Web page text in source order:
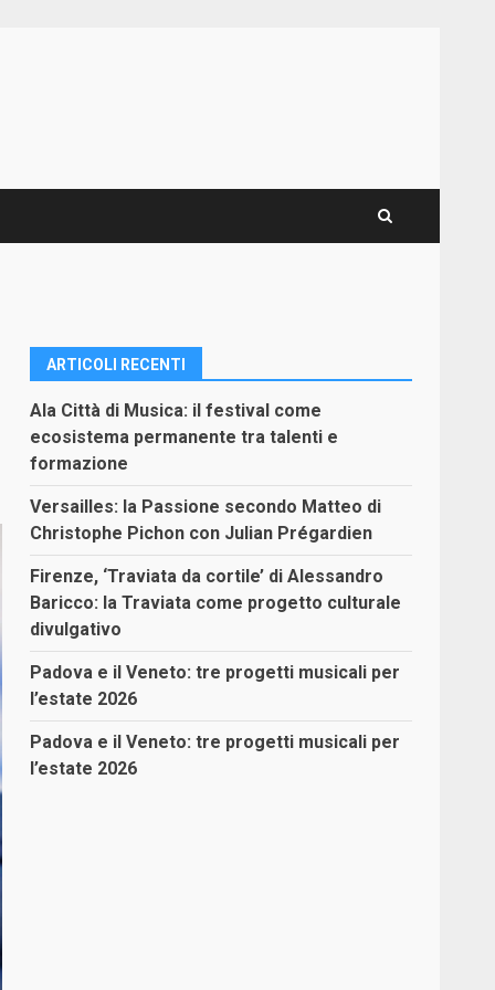
ARTICOLI RECENTI
Ala Città di Musica: il festival come
ecosistema permanente tra talenti e
formazione
Versailles: la Passione secondo Matteo di
Christophe Pichon con Julian Prégardien
Firenze, ‘Traviata da cortile’ di Alessandro
Baricco: la Traviata come progetto culturale
divulgativo
Padova e il Veneto: tre progetti musicali per
l’estate 2026
Padova e il Veneto: tre progetti musicali per
l’estate 2026